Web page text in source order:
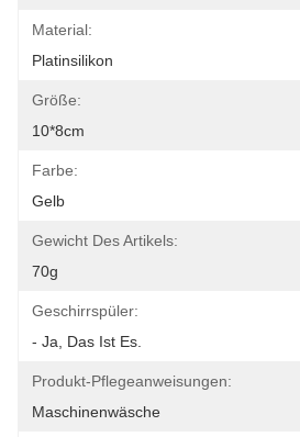
Material:
Platinsilikon
Größe:
10*8cm
Farbe:
Gelb
Gewicht Des Artikels:
70g
Geschirrspüler:
- Ja, Das Ist Es.
Produkt-Pflegeanweisungen:
Maschinenwäsche